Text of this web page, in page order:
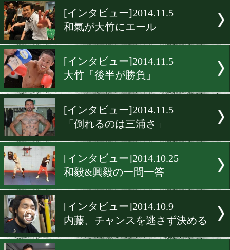
[インタビュー]2014.12.3
世界再挑戦を目指す!
[特別インタビュー
[インタビュー]2014.11.6
山元、世界ランクを頂きま
[インタビュー]2014.11.5
和氣が大竹にエール